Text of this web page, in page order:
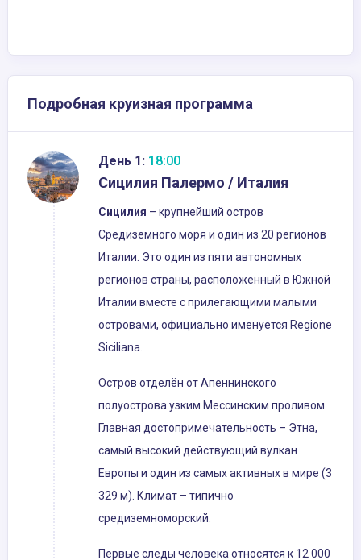
Подробная круизная программа
День 1: 18:00
Сицилия Палермо / Италия
Сицилия – крупнейший остров
Средиземного моря и один из 20 регионов
Италии. Это один из пяти автономных
регионов страны, расположенный в Южной
Италии вместе с прилегающими малыми
островами, официально именуется Regione
Siciliana.
Остров отделён от Апеннинского
полуострова узким Мессинским проливом.
Главная достопримечательность – Этна,
самый высокий действующий вулкан
Европы и один из самых активных в мире (3
329 м). Климат – типично
средиземноморский.
Первые следы человека относятся к 12 000